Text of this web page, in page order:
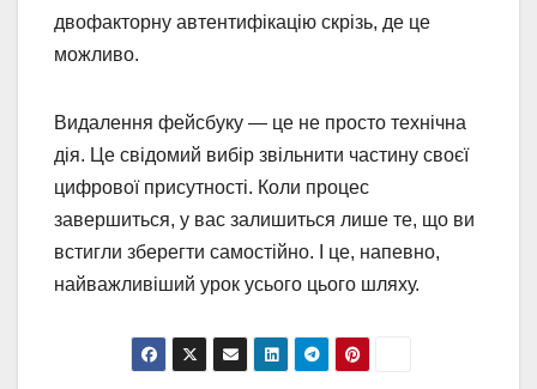
двофакторну автентифікацію скрізь, де це
можливо.
Видалення фейсбуку — це не просто технічна
дія. Це свідомий вибір звільнити частину своєї
цифрової присутності. Коли процес
завершиться, у вас залишиться лише те, що ви
встигли зберегти самостійно. І це, напевно,
найважливіший урок усього цього шляху.